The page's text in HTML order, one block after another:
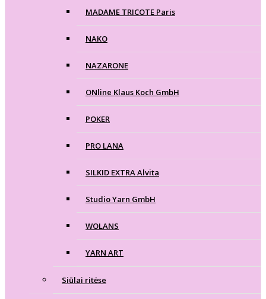
MADAME TRICOTE Paris
NAKO
NAZARONE
ONline Klaus Koch GmbH
POKER
PRO LANA
SILKID EXTRA Alvita
Studio Yarn GmbH
WOLANS
YARN ART
Siūlai ritėse